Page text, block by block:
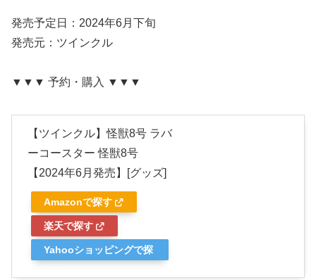
発売予定日：2024年6月下旬
発売元：ツインクル
▼▼▼ 予約・購入 ▼▼▼
【ツインクル】怪獣8号 ラバ
ーコースター 怪獣8号
【2024年6月発売】[グッズ]
Amazonで探す
楽天で探す
Yahooショッピングで探